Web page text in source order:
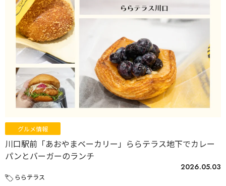
グルメ情報
川口駅前「あおやまベーカリー」ららテラス地下でカレー
パンとバーガーのランチ
2026.05.03
ららテラス